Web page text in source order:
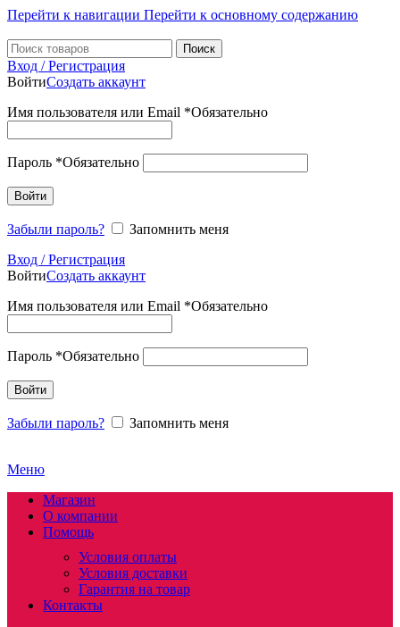
Перейти к навигации Перейти к основному содержанию
Поиск
Вход / Регистрация
ВойтиСоздать аккаунт
Имя пользователя или Email *Обязательно
Пароль *Обязательно
Войти
Забыли пароль?
Запомнить меня
Вход / Регистрация
ВойтиСоздать аккаунт
Имя пользователя или Email *Обязательно
Пароль *Обязательно
Войти
Забыли пароль? Запомнить меня
Меню
Магазин
О компании
Помощь
Условия оплаты
Условия доставки
Гарантия на товар
Контакты